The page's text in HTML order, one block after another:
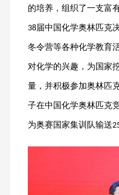
的培养，组织了一支富
38届中国化学奥林匹克
冬令营等各种化学教育
对化学的兴趣，为国家
量，并积极参加奥林匹
子在中国化学奥林匹克
为奥赛国家集训队输送